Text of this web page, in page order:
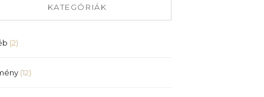
KATEGÓRIÁK
(2)
(12)